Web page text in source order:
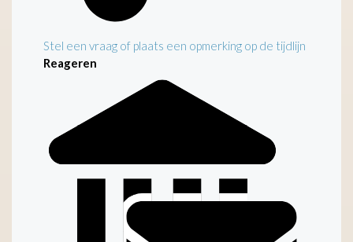
Stel een vraag of plaats een opmerking op de tijdlijn
Reageren